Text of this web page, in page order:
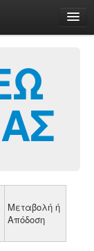
Μεταβολή ή
Απόδοση